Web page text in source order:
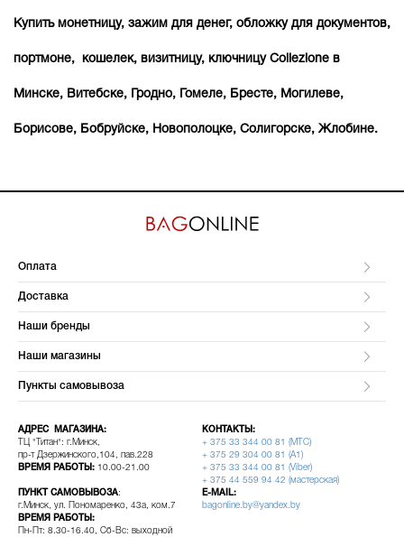
Купить монетницу, зажим для денег, обложку для документов,
портмоне, кошелек, визитницу, ключницу Collezione в
Минске, Витебске, Гродно, Гомеле, Бресте, Могилеве,
Борисове, Бобруйске, Новополоцке, Солигорске, Жлобине.
Оплата
Доставка
Наши бренды
Наши магазины
Пункты самовывоза
АДРЕС МАГАЗИНА:
ТЦ "Титан": г.Минск,
пр-т Дзержинского,104, пав.228
ВРЕМЯ РАБОТЫ: 10.00-21.00
ПУНКТ САМОВЫВОЗА:
г.Минск, ул. Пономаренко, 43а, ком.7
ВРЕМЯ РАБОТЫ:
Пн-Пт: 8.30-16.40, Сб-Вс: выходной
КОНТАКТЫ:
+ 375 33 344 00 81 (МТС)
+ 375 29 304 00 81 (A1)
+ 375 33 344 00 81 (Viber)
+ 375 44 559 94 42 (мастерская)
E-MAIL:
bagonline.by@yandex.by